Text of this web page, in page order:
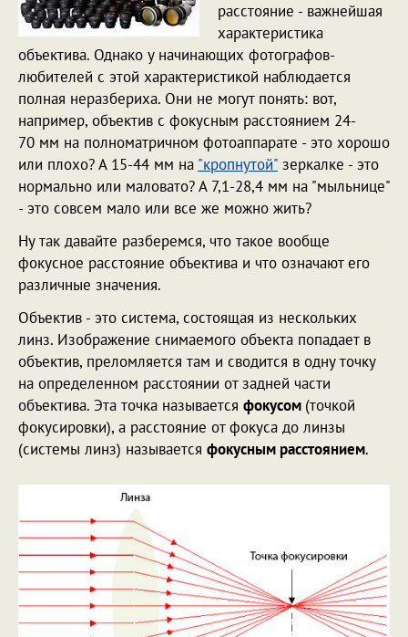
расстояние - важнейшая
характеристика
объектива. Однако у начинающих фотографов-
любителей с этой характеристикой наблюдается
полная неразбериха. Они не могут понять: вот,
например, объектив с фокусным расстоянием 24-
70 мм на полноматричном фотоаппарате - это хорошо
или плохо? А 15-44 мм на "кропнутой" зеркалке - это
нормально или маловато? А 7,1-28,4 мм на "мыльнице"
- это совсем мало или все же можно жить?
Ну так давайте разберемся, что такое вообще
фокусное расстояние объектива и что означают его
различные значения.
Объектив - это система, состоящая из нескольких
линз. Изображение снимаемого объекта попадает в
объектив, преломляется там и сводится в одну точку
на определенном расстоянии от задней части
объектива. Эта точка называется фокусом (точкой
фокусировки), а расстояние от фокуса до линзы
(системы линз) называется фокусным расстоянием.